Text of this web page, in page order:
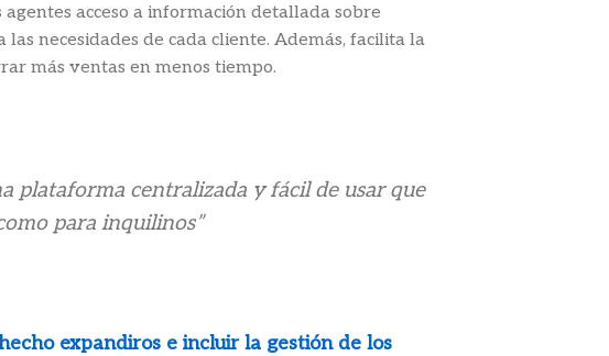
acceso a información detallada sobre
necesidades de cada cliente. Además, facilita la
más ventas en menos tiempo.
plataforma centralizada y fácil de usar que
para inquilinos”
expandiros e incluir la gestión de los